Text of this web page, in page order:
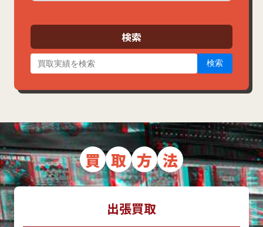
カ
検索
検索
買 取 方 法
出張買取